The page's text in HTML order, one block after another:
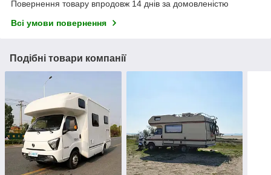
Повернення товару впродовж 14 днів за домовленістю
Всі умови повернення
Подібні товари компанії